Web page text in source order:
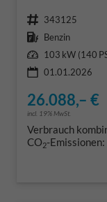
Fahrzeugnr. 343125
Kraftstoff Benzin
Leistung 103 kW (140
01.01.2026
26.088,– €
incl. 19% MwSt.
Verbrauch
CO2-Emissionen: